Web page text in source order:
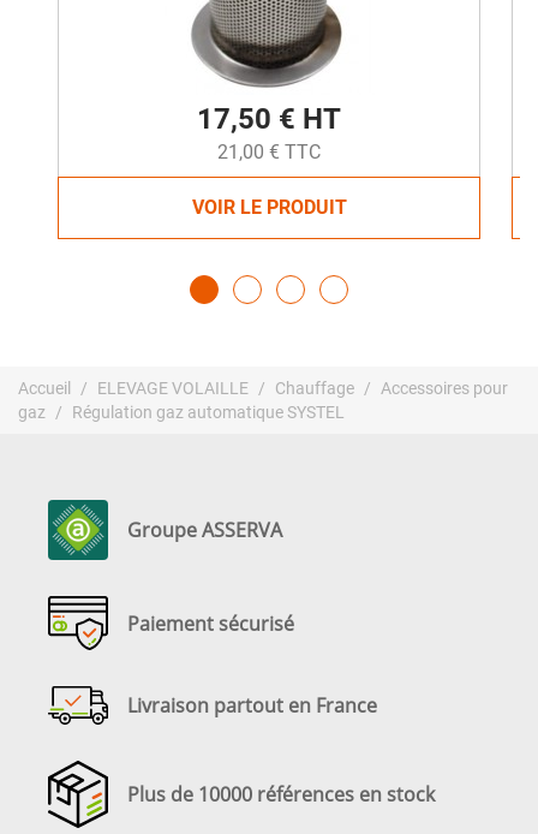
17,50 € HT
21,00 € TTC
VOIR LE PRODUIT
Accueil ELEVAGE VOLAILLE Chauffage
Accessoires pour
gaz
Régulation gaz automatique SYSTEL
Groupe ASSERVA
Paiement sécurisé
Livraison partout en France
Plus de 10000 références en stock